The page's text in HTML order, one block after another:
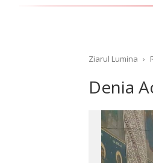
Ziarul Lumina ›
Denia
Octombrie